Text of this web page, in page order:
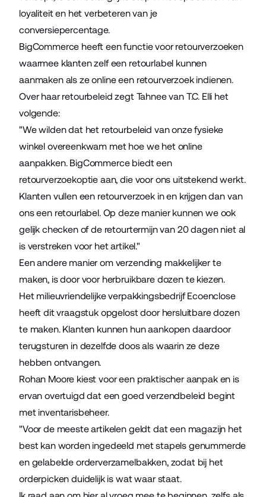
loyaliteit en het verbeteren van je
conversiepercentage.
BigCommerce heeft een functie voor retourverzoeken
waarmee klanten zelf een retourlabel kunnen
aanmaken als ze online een retourverzoek indienen.
Over haar retourbeleid zegt Tahnee van T.C. Elli het
volgende:
"We wilden dat het retourbeleid van onze fysieke
winkel overeenkwam met hoe we het online
aanpakken. BigCommerce biedt een
retourverzoekoptie aan, die voor ons uitstekend werkt.
Klanten vullen een retourverzoek in en krijgen dan van
ons een retourlabel. Op deze manier kunnen we ook
gelijk checken of de retourtermijn van 20 dagen niet al
is verstreken voor het artikel."
Een andere manier om verzending makkelijker te
maken, is door voor herbruikbare dozen te kiezen.
Het milieuvriendelijke verpakkingsbedrijfEcoenclose
heeft dit vraagstuk opgelost door hersluitbare dozen
te maken. Klanten kunnen hun aankopen daardoor
terugsturen in dezelfde doos als waarin ze deze
hebben ontvangen.
Rohan Moore kiest voor een praktischer aanpak en is
ervan overtuigd dat een goed verzendbeleid begint
met inventarisbeheer.
"Voor de meeste artikelen geldt dat een magazijn het
best kan worden ingedeeld met stapels genummerde
en gelabelde orderverzamelbakken, zodat bij het
orderpicken duidelijk is wat waar staat.